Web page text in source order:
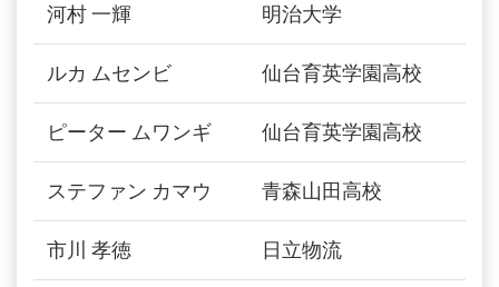
河村 一輝 明治大学
ルカ ムセンビ 仙台育英学園高校
ピーター ムワンギ 仙台育英学園高校
ステファン カマウ 青森山田高校
市川 孝徳 日立物流